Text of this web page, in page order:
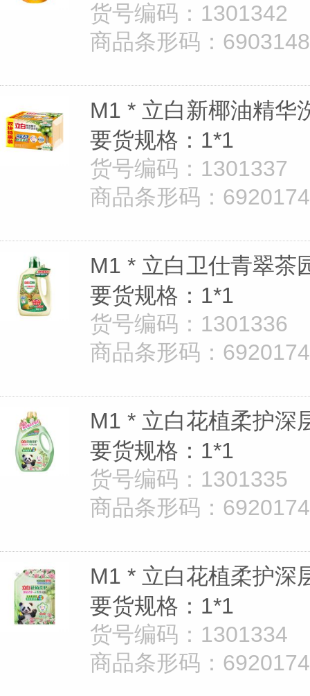
货号编码：1301342
商品条形码：
M1 * 立白新椰油精华
要货规格：1*1
货号编码：1301337
商品条形码：
M1 * 立白卫仕青翠茶
要货规格：1*1
货号编码：1301336
商品条形码：
M1 * 立白花植柔护深
要货规格：1*1
货号编码：1301335
商品条形码：
M1 * 立白花植柔护深
要货规格：1*1
货号编码：1301334
商品条形码：